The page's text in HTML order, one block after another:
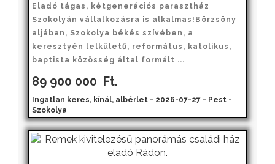
Eladó tágas, kétgenerációs parasztház
Szokolyán vállalkozásra is alkalmas!Börzsöny
aljában, Szokolya békés szívében, a
keresztyén lelkületű, református, katolikus,
baptista közösség által formált ...
89 900 000 Ft.
Ingatlan keres, kínál, albérlet - 2026-07-27 - Pest -
Szokolya